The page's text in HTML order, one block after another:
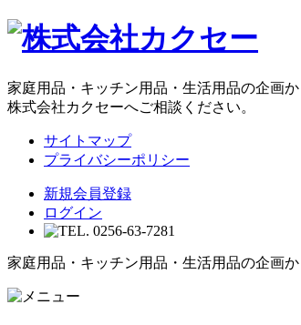
家庭用品・キッチン用品・生活用品の企画か
株式会社カクセーへご相談ください。
サイトマップ
プライバシーポリシー
新規会員登録
ログイン
家庭用品・キッチン用品・生活用品の企画